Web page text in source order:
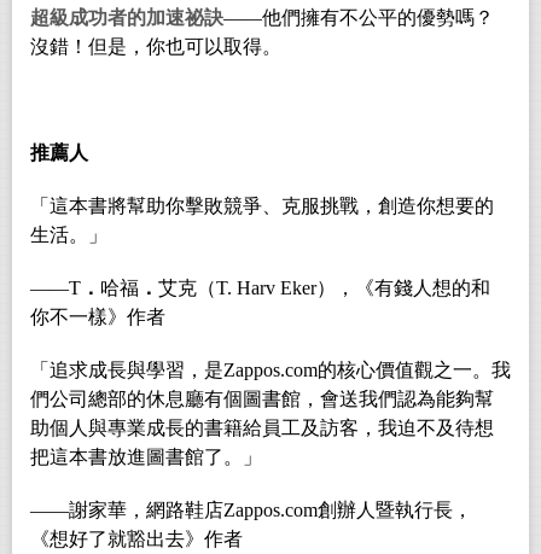
超級成功者的加速祕訣――他們擁有不公平的優勢嗎？
沒錯！但是，你也可以取得。
推薦人
「這本書將幫助你擊敗競爭、克服挑戰，創造你想要的
生活。」
――T ． 哈福 ． 艾克（T. Harv Eker），《有錢人想的和
你不一樣》作者
「追求成長與學習，是Zappos.com的核心價值觀之一。我
們公司總部的休息廳有個圖書館，會送我們認為能夠幫
助個人與專業成長的書籍給員工及訪客，我迫不及待想
把這本書放進圖書館了。」
――謝家華，網路鞋店Zappos.com創辦人暨執行長，
《想好了就豁出去》作者